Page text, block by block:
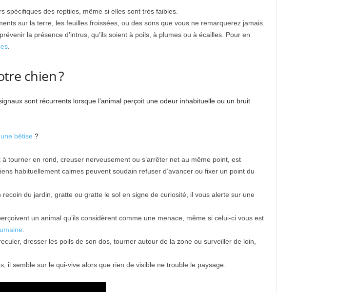
spécifiques des reptiles, même si elles sont très faibles.
sur la terre, les feuilles froissées, ou des sons que vous ne remarquerez jamais.
la présence d’intrus, qu’ils soient à poils, à plumes ou à écailles. Pour en
.
chien ?
sont récurrents lorsque l’animal perçoit une odeur inhabituelle ou un bruit
bêtise ?
à tourner en rond, creuser nerveusement ou s’arrêter net au même point, est
habituellement calmes peuvent soudain refuser d’avancer ou fixer un point du
recoin du jardin, gratte ou gratte le sol en signe de curiosité, il vous alerte sur une
un animal qu’ils considèrent comme une menace, même si celui-ci vous est
dresser les poils de son dos, tourner autour de la zone ou surveiller de loin,
il semble sur le qui-vive alors que rien de visible ne trouble le paysage.